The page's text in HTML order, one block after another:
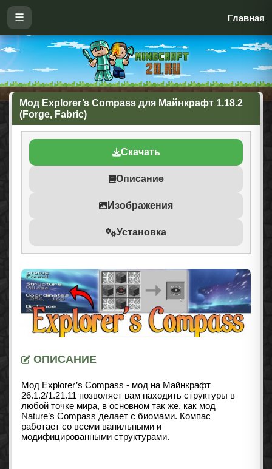
☰ Главная
Мод Explorer’s Compass для Майнкрафт 1.18.2
(Forge, Fabric)
Скачать
Описание
Изображения
Установка
ОПИСАНИЕ
Мод Explorer’s Compass - мод на Майнкрафт
26.1.2/1.21.11 позволяет вам находить структуры в
любой точке мира, в основном так же, как мод
Nature’s Compass делает с биомами. Компас
работает со всеми ванильными и
модифицированными структурами.